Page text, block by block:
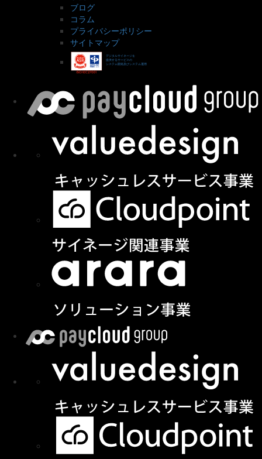
ブログ
コラム
プライバシーポリシー
サイトマップ
デジタルサイネージを
提供するサービスの
システム開発及びシステム運用